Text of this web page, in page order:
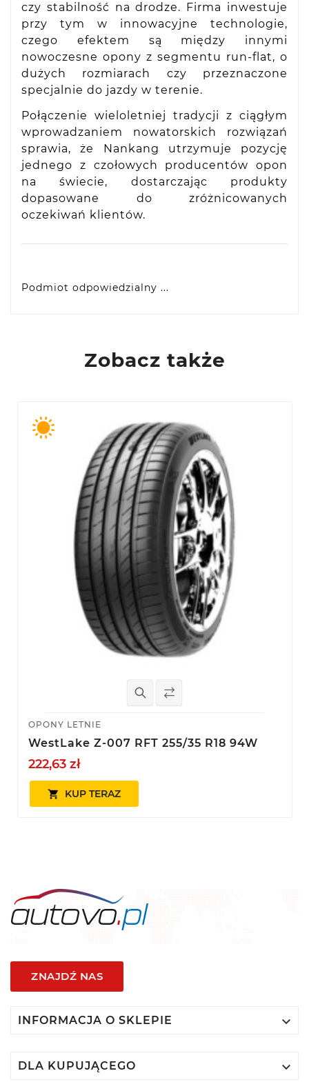
czy stabilność na drodze. Firma inwestuje
przy tym w innowacyjne technologie,
czego efektem są między innymi
nowoczesne opony z segmentu run-flat, o
dużych rozmiarach czy przeznaczone
specjalnie do jazdy w terenie.
Połączenie wieloletniej tradycji z ciągłym
wprowadzaniem nowatorskich rozwiązań
sprawia, że Nankang utrzymuje pozycję
jednego z czołowych producentów opon
na świecie, dostarczając produkty
dopasowane do zróżnicowanych
oczekiwań klientów.
Podmiot odpowiedzialny ...
Zobacz także
OPONY LETNIE
WestLake Z-007 RFT 255/35 R18 94W
222,63 zł
 KUP TERAZ
ZNAJDŹ NAS
INFORMACJA O SKLEPIE 
DLA KUPUJĄCEGO 